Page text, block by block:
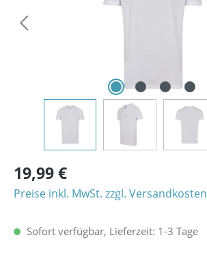
19,99 €
Preise inkl. MwSt. zzgl. Versandkosten
Sofort verfügbar, Lieferzeit: 1-3 Tage